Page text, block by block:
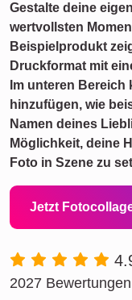
Gestalte deine
wertvollsten
Beispielprodukt
Druckformat mit
Im unteren
hinzufügen, wie
Namen deines
Möglichkeit, deine
Foto in Szene zu
Jetzt
2027 Bewertungen